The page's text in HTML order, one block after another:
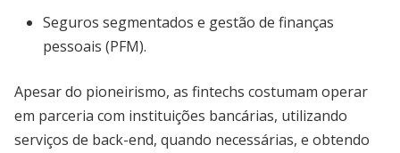
Seguros segmentados e gestão de finanças
pessoais (PFM).
Apesar do pioneirismo, as fintechs costumam operar
em parceria com instituições bancárias, utilizando
serviços de back-end, quando necessárias, e obtendo